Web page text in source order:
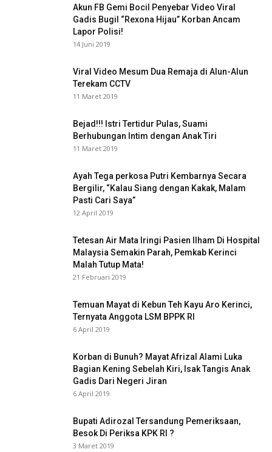
Akun FB Gemi Bocil Penyebar Video Viral
Gadis Bugil “Rexona Hijau” Korban Ancam
Lapor Polisi!
14 Juni 2019
Viral Video Mesum Dua Remaja di Alun-Alun
Terekam CCTV
11 Maret 2019
Bejad!!! Istri Tertidur Pulas, Suami
Berhubungan Intim dengan Anak Tiri
11 Maret 2019
Ayah Tega perkosa Putri Kembarnya Secara
Bergilir, “Kalau Siang dengan Kakak, Malam
Pasti Cari Saya”
12 April 2019
Tetesan Air Mata Iringi Pasien Ilham Di Hospital
Malaysia Semakin Parah, Pemkab Kerinci
Malah Tutup Mata!
21 Februari 2019
Temuan Mayat di Kebun Teh Kayu Aro Kerinci,
Ternyata Anggota LSM BPPK RI
6 April 2019
Korban di Bunuh? Mayat Afrizal Alami Luka
Bagian Kening Sebelah Kiri, Isak Tangis Anak
Gadis Dari Negeri Jiran
6 April 2019
Bupati Adirozal Tersandung Pemeriksaan,
Besok Di Periksa KPK RI ?
3 Maret 2019